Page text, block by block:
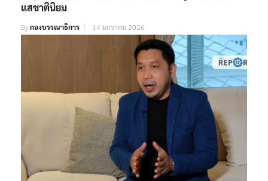
แสชาตินิยม
Byกองบรรณาธิการ 14 มกราคม 2026